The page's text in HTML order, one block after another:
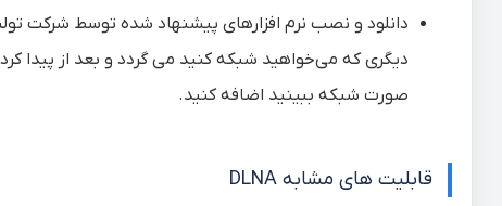
دانلود و نصب نرم افزارهای پیشنهاد شده توسط شرکت
صورت شبکه ببینید اضافه کنید.
قابلیت های مشابه DLNA